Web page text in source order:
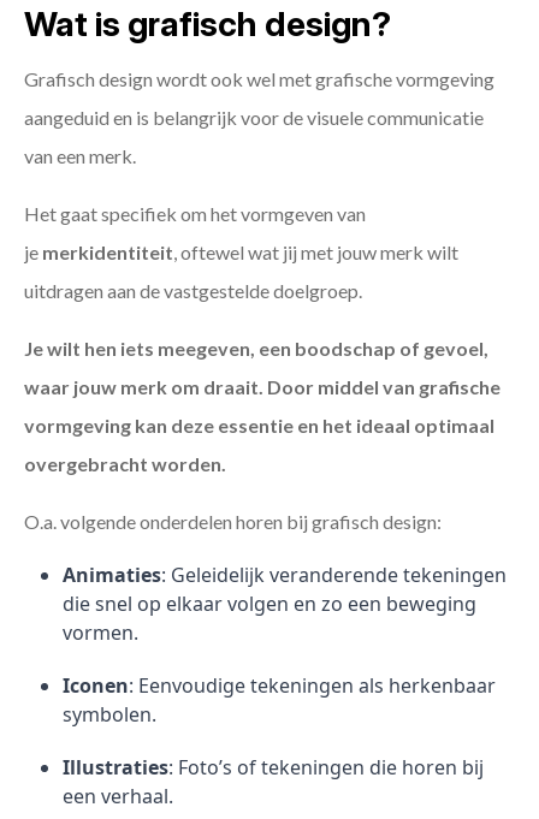
Wat is grafisch design?
Grafisch design wordt ook wel met grafische vormgeving
aangeduid en is belangrijk voor de visuele communicatie
van een merk.
Het gaat specifiek om het vormgeven van
je merkidentiteit , oftewel wat jij met jouw merk wilt
uitdragen aan de vastgestelde doelgroep.
Je wilt hen iets meegeven, een boodschap of gevoel,
waar jouw merk om draait. Door middel van grafische
vormgeving kan deze essentie en het ideaal optimaal
overgebracht worden.
O.a. volgende onderdelen horen bij grafisch design:
Animaties: Geleidelijk veranderende tekeningen
die snel op elkaar volgen en zo een beweging
vormen.
Iconen: Eenvoudige tekeningen als herkenbaar
symbolen.
Illustraties: Foto’s of tekeningen die horen bij
een verhaal.